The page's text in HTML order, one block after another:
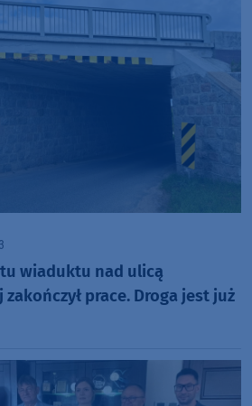
wiaduktu nad ulicą
prace. Droga jest już